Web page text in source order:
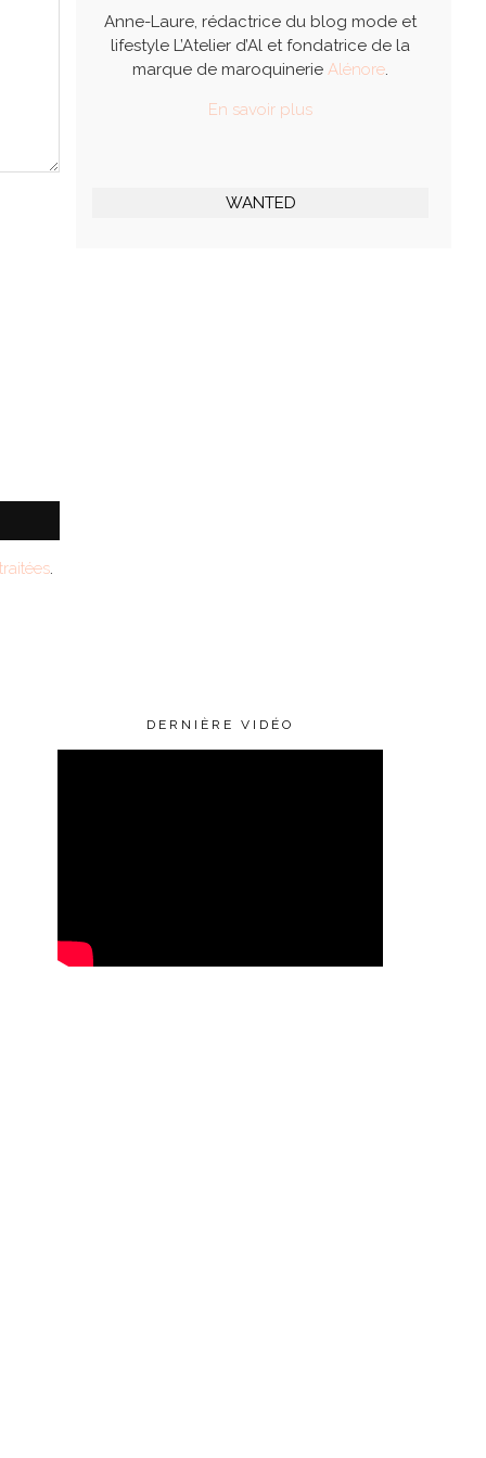
.
Anne-Laure, rédactrice du blog mode et
lifestyle L’Atelier d’Al et fondatrice de la
marque de maroquinerieAlénore.
En savoir plus
WANTED
DERNIÈRE VIDÉO